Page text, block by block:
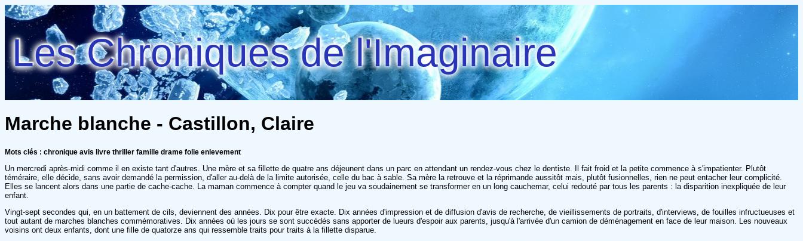
Les Chroniques de l'Imaginaire
Marche blanche - Castillon, Claire
Mots clés : chronique avis livre thriller famille drame folie enlevement
Un mercredi après-midi comme il en existe tant d'autres. Une mère et sa fillette de quatre ans déjeunent dans un parc en attendant un rendez-vous chez le dentiste. Il fait froid et la petite commence à s'impatienter. Plutôt
téméraire, elle décide, sans avoir demandé la permission, d'aller au-delà de la limite autorisée, celle du bac à sable. Sa mère la retrouve et la réprimande aussitôt mais, plutôt fusionnelles, rien ne peut entacher leur complicité.
Elles se lancent alors dans une partie de cache-cache. La maman commence à compter quand le jeu va soudainement se transformer en un long cauchemar, celui redouté par tous les parents : la disparition inexpliquée de leur
enfant.
Vingt-sept secondes qui, en un battement de cils, deviennent des années. Dix pour être exacte. Dix années d'impression et de diffusion d'avis de recherche, de vieillissements de portraits, d'interviews, de fouilles infructueuses et
tout autant de marches blanches commémoratives. Dix années où les jours se sont succédés sans apporter de lueurs d'espoir aux parents, jusqu'à l'arrivée d'un camion de déménagement en face de leur maison. Les nouveaux
voisins ont deux enfants, dont une fille de quatorze ans qui ressemble traits pour traits à la fillette disparue.